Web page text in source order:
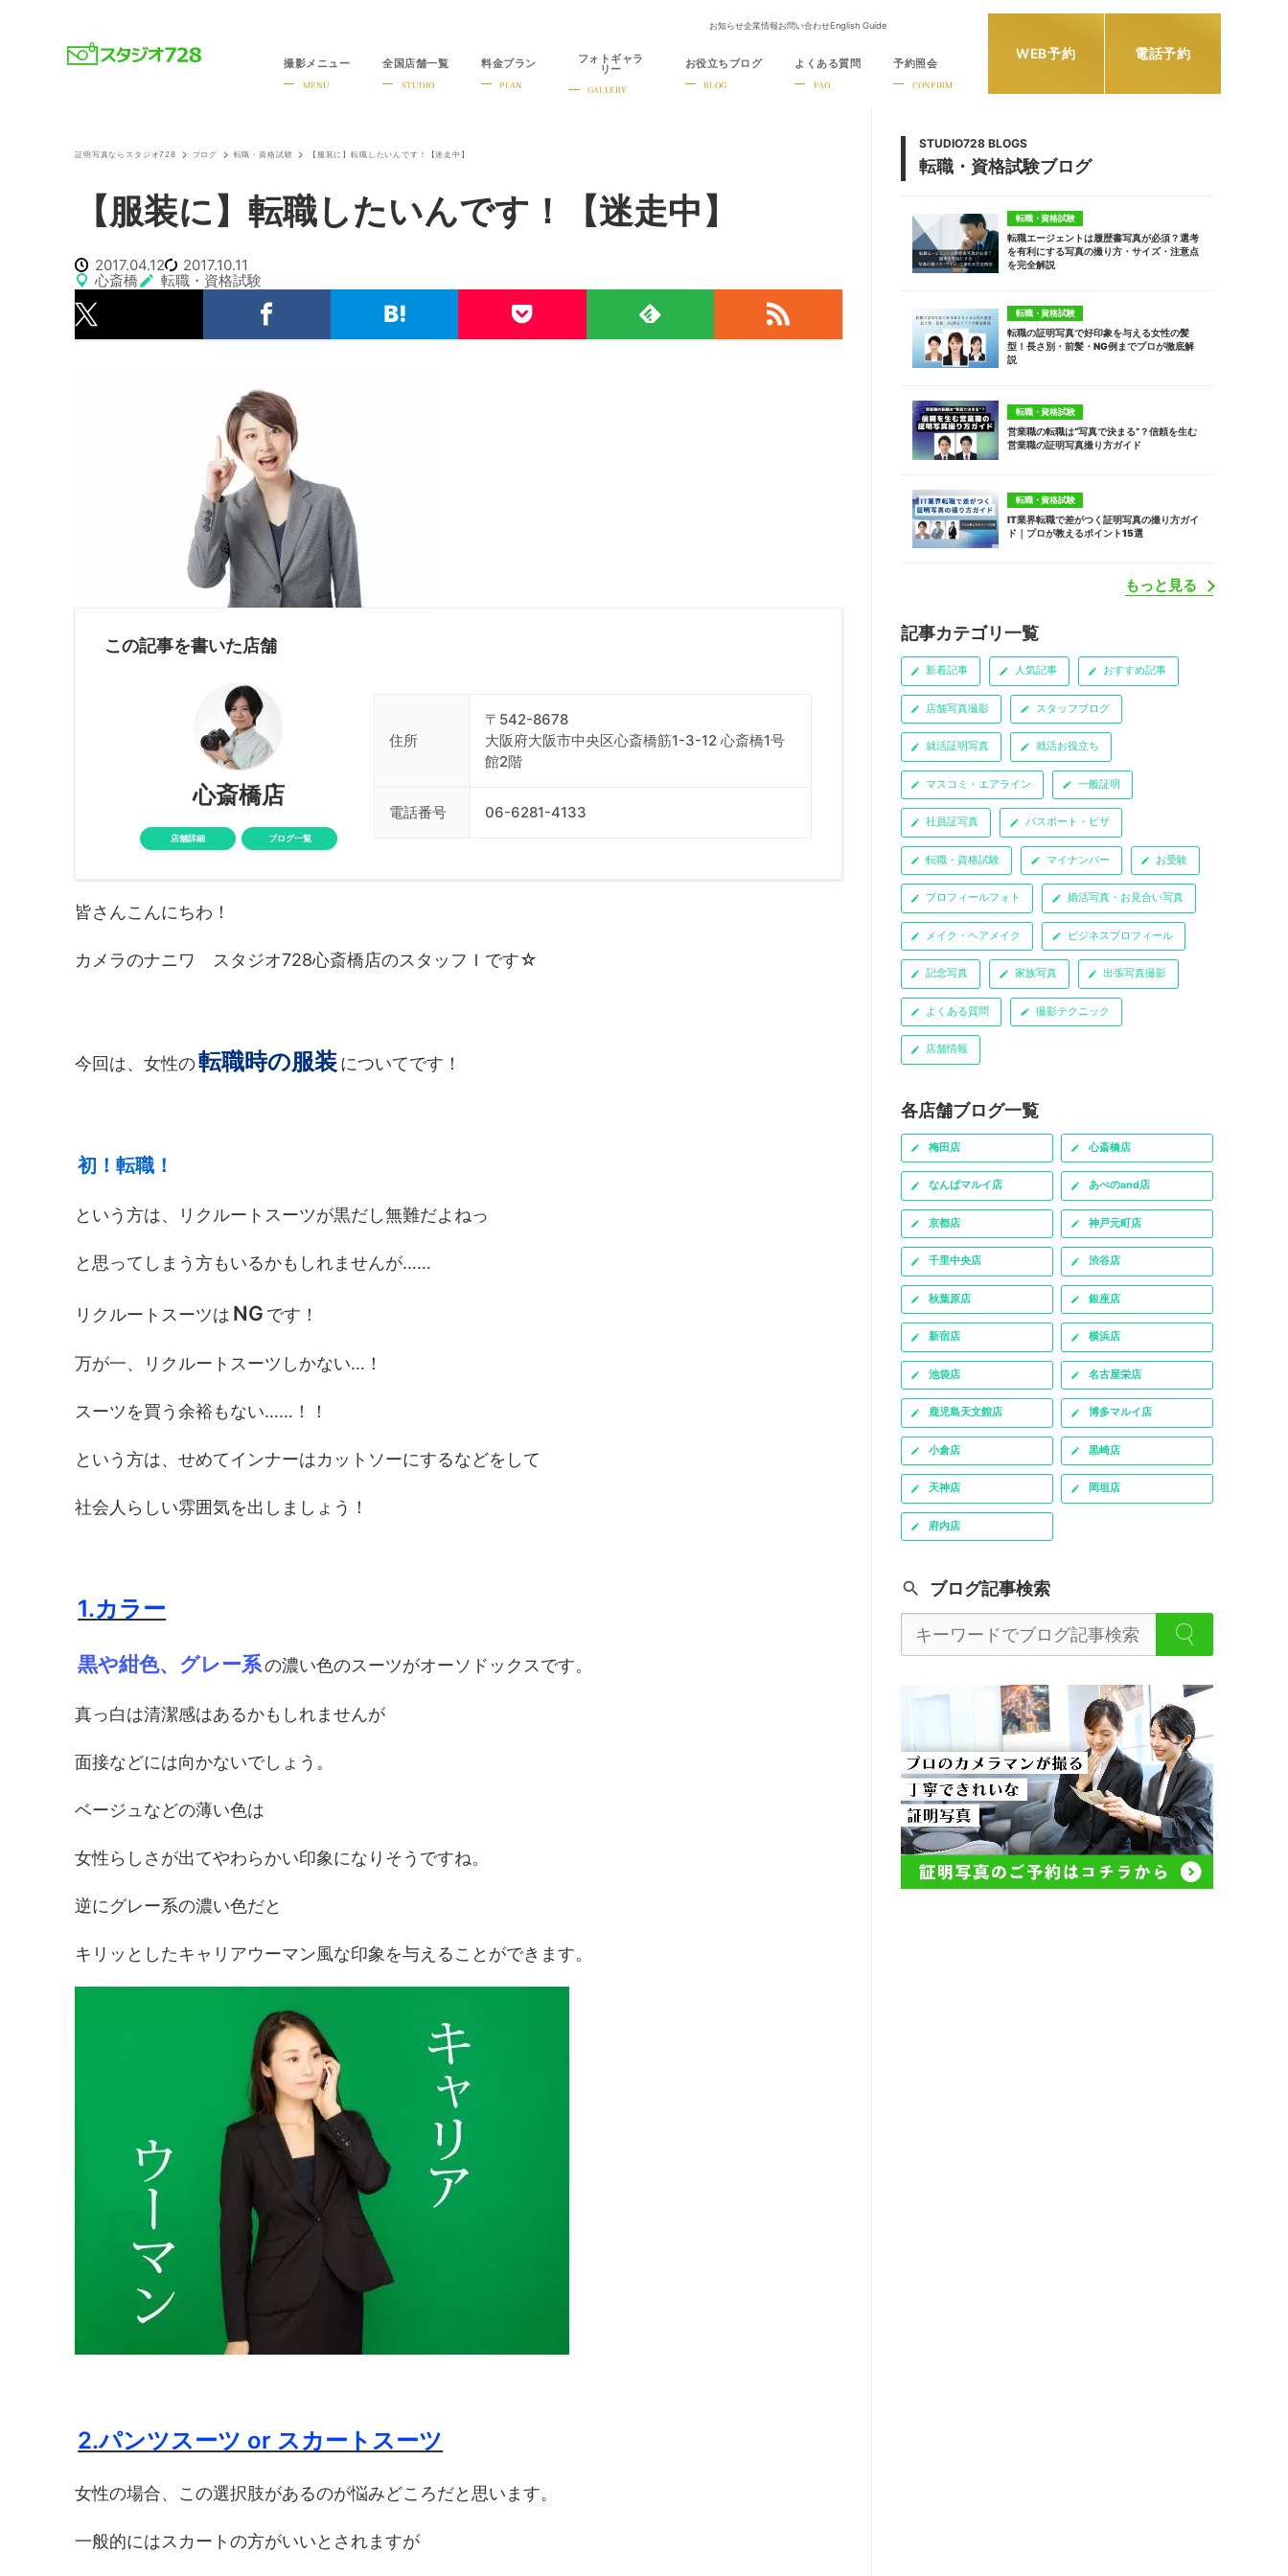
就活・婚活・各種証明写真なら全国のスタジオ728
お知らせ企業情報お問い合わせEnglish Guide
撮影メニュー
MENU
全国店舗一覧
STUDIO
料金プラン
PLAN
フォトギャラ
リー
GALLERY
お役立ちブログ
BLOG
よくある質問
FAQ
予約照会
CONFIRM
WEB予約 電話予約
証明写真ならスタジオ728 ブログ 転職・資格試験 【服装に】転職したいんです！【迷走中】
【服装に】転職したいんです！【迷走中】
2017.04.12
2017.10.11
心斎橋
転職・資格試験
この記事を書いた店舗
心斎橋店
店舗詳細 ブログ一覧
住所
〒542-8678
大阪府大阪市中央区心斎橋筋1-3-12 心斎橋1号
館2階
電話番号 06-6281-4133
皆さんこんにちわ！
カメラのナニワ スタジオ728心斎橋店のスタッフＩです☆
今回は、女性の転職時の服装についてです！
初！転職！
という方は、リクルートスーツが黒だし無難だよねっ
と思ってしまう方もいるかもしれませんが……
リクルートスーツは NG です！
万が一、リクルートスーツしかない…！
スーツを買う余裕もない……！！
という方は、せめてインナーはカットソーにするなどをして
社会人らしい雰囲気を出しましょう！
1.カラー
黒や紺色、グレー系の濃い色のスーツがオーソドックスです。
真っ白は清潔感はあるかもしれませんが
面接などには向かないでしょう。
ベージュなどの薄い色は
女性らしさが出てやわらかい印象になりそうですね。
逆にグレー系の濃い色だと
キリッとしたキャリアウーマン風な印象を与えることができます。
2.パンツスーツ or スカートスーツ
女性の場合、この選択肢があるのが悩みどころだと思います。
一般的にはスカートの方がいいとされますが
STUDIO728 BLOGS
転職・資格試験ブログ
転職・資格試験
転職エージェントは履歴書写真が必須？選考
を有利にする写真の撮り方・サイズ・注意点
を完全解説
転職・資格試験
転職の証明写真で好印象を与える女性の髪
型！長さ別・前髪・NG例までプロが徹底解
説
転職・資格試験
営業職の転職は“写真で決まる”？信頼を生む
営業職の証明写真撮り方ガイド
転職・資格試験
IT業界転職で差がつく証明写真の撮り方ガイ
ド｜プロが教えるポイント15選
もっと見る
記事カテゴリ一覧
新着記事 人気記事 おすすめ記事
店舗写真撮影 スタッフブログ
就活証明写真 就活お役立ち
マスコミ・エアライン 一般証明
社員証写真 パスポート・ビザ
転職・資格試験 マイナンバー お受験
プロフィールフォト 婚活写真・お見合い写真
メイク・ヘアメイク ビジネスプロフィール
記念写真 家族写真 出張写真撮影
よくある質問 撮影テクニック
店舗情報
各店舗ブログ一覧
梅田店 心斎橋店
なんばマルイ店 あべのand店
京都店 神戸元町店
千里中央店 渋谷店
秋葉原店 銀座店
新宿店 横浜店
池袋店 名古屋栄店
鹿児島天文館店 博多マルイ店
小倉店 黒崎店
天神店 岡垣店
府内店
ブログ記事検索